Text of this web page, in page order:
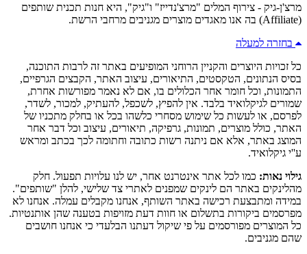
מרצ'ן-גיק - צירוף המלים "מרצ'נדייז" ו"גיק", היא חנות תכנית שותפים
(Affiliate) בה אנו מאגדים מוצרים מגניבים מרחבי הרשת.
בחזרה למעלה
כל זכויות היוצרים והקניין הרוחני המופיעים באתר זה לרבות התוכנה,
בסיס הנתונים, הטקסטים, התיאורים, עיצוב האתר, הקבצים הגרפיים,
התמונות, וכל חומר אחר הכלולים בו, אם לא נאמר מפורשות אחרת,
שמורים לגיקלואיד בלבד. אין להפיץ, לשכפל, להעתיק, למכור, לשדר,
לפרסם, או לעשות כל שימוש מסחרי כלשהו בכל או בחלק מתכניו של
האתר, כולל מוצרים, תמונות, גרפיקה, תיאורים, עיצוב וכל דבר אחר
המוצג באתר, אלא אם ניתנה רשות כתובה וחתומה לכך בכתב ומראש
ע''י גיקלואיד.
גילוי נאות: כמו לכל אתר אינטרנט אחר, יש לנו עלויות תפעול. חלק
מהלינקים באתר הם לינקים שמפנים לאתרי צד שלישי, להלן "שותפים".
במידה ומתבצעת רכישה באתר השותף, אנחנו מקבלים עמלה. אנחנו לא
מפרסמים ביקורות בתשלום או חוות דעת מזויפות בטענה שהן אותנטיות.
כל המוצרים מפורסמים על פי שיקול דעתנו הבלעדי כי אנחנו חושבים
שהם מגניבים.